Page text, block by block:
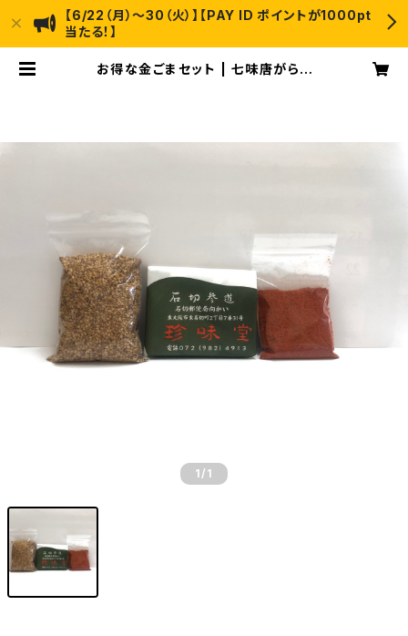
【6/22（月）〜30（火）】【PAY ID ポイントが1000pt
当たる！】
お得な金ごまセット | 七味唐がらし
1 /1